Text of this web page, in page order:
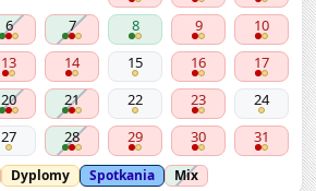
6 7 8 9
10
13 14 15 16
17
20 21 22 23
24
27 28 29 30 31
Dyplomy Spotkania Mix